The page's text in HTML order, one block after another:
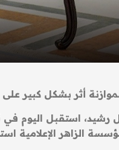
أثر بشكل كبير على
استقبل اليوم في
الزاهر الإعلامية